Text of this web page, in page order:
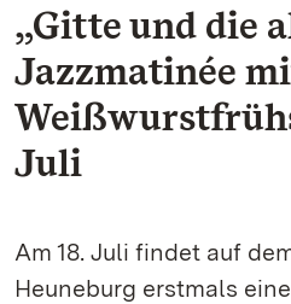
„Gitte und die
Jazzmatinée
Juli
Am 18. Juli findet auf
Heuneburg erstmals